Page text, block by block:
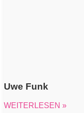
Uwe Funk
WEITERLESEN »